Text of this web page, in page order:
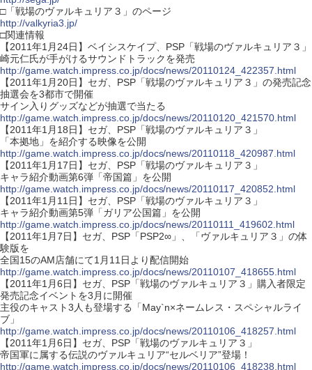
□「戦場のヴァルキュリア３」のページ
http://valkyria3.jp/
□関連情報
【2011年1月24日】ベイシスケイプ、PSP「戦場のヴァルキュリア３」
崎元仁氏が手がけるサウンドトラックを発売
http://game.watch.impress.co.jp/docs/news/20110124_422357.html
【2011年1月20日】セガ、PSP「戦場のヴァルキュリア３」の発売記念
抽選会を3都市で開催
サイン入りグッズなどが抽選で当たる
http://game.watch.impress.co.jp/docs/news/20110120_421570.html
【2011年1月18日】セガ、PSP「戦場のヴァルキュリア３」
「本拠地」を紹介する映像を公開
http://game.watch.impress.co.jp/docs/news/20110118_420987.html
【2011年1月17日】セガ、PSP「戦場のヴァルキュリア３」
キャラ紹介動画第6弾「帝国篇」を公開
http://game.watch.impress.co.jp/docs/news/20110117_420852.html
【2011年1月11日】セガ、PSP「戦場のヴァルキュリア３」
キャラ紹介動画第5弾「ガリア公国篇」を公開
http://game.watch.impress.co.jp/docs/news/20110111_419602.html
【2011年1月7日】セガ、PSP「PSP2∞」、「ヴァルキュリア３」の体
験版を
全国15のAM店舗にて1月11日より配信開始
http://game.watch.impress.co.jp/docs/news/20110107_418655.html
【2011年1月6日】セガ、PSP「戦場のヴァルキュリア３」購入者限定
発売記念イベントを3月に開催
主役のキャスト3人も登場する「May`n×ネームレス・スペシャルライ
ブ」
http://game.watch.impress.co.jp/docs/news/20110106_418257.html
【2011年1月6日】セガ、PSP「戦場のヴァルキュリア３」
帝国軍に属する伝説のヴァルキュリア“セルベリア”登場！
http://game.watch.impress.co.jp/docs/news/20110106_418238.html